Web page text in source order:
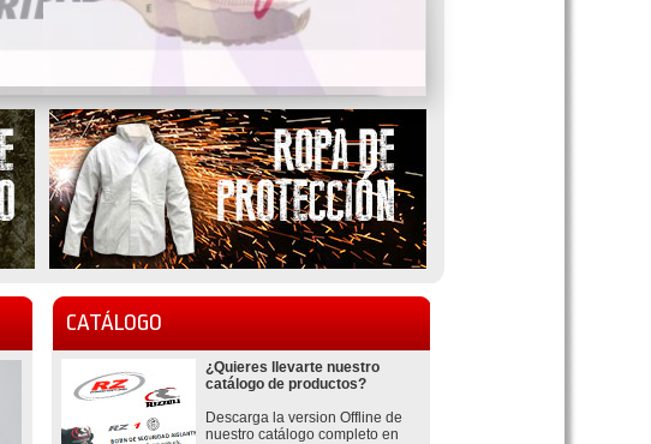
CATÁLOGO
¿Quieres llevarte nuestro
catálogo de productos?
Descarga la version Offline de
nuestro catálogo completo en